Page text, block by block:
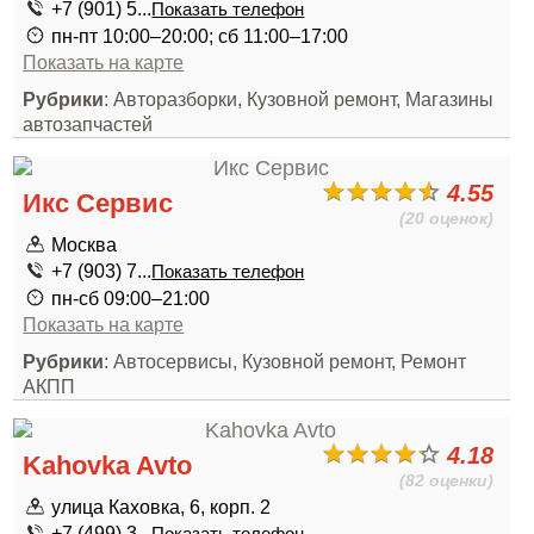
+7 (901) 5...Показать телефон
пн-пт 10:00–20:00; сб 11:00–17:00
Показать на карте
Рубрики: Авторазборки, Кузовной ремонт, Магазины
автозапчастей
4.55
(20 оценок)
Икс Сервис
Москва
+7 (903) 7...Показать телефон
пн-сб 09:00–21:00
Показать на карте
Рубрики: Автосервисы, Кузовной ремонт, Ремонт
АКПП
4.18
(82 оценки)
Kahovka Avto
улица Каховка, 6, корп. 2